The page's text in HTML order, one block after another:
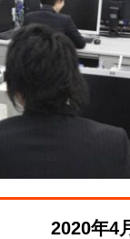
2020年4